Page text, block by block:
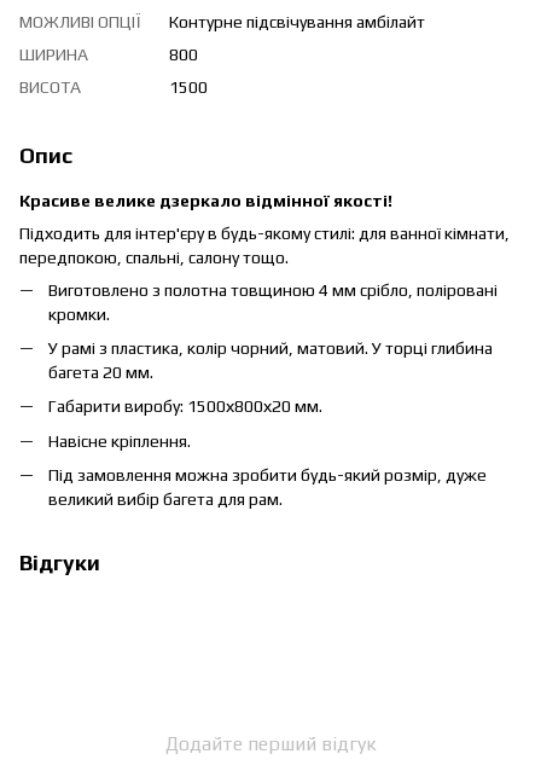
МОЖЛИВІ ОПЦІЇ
Контурне підсвічування амбілайт
ШИРИНА
800
ВИСОТА
1500
Опис
Красиве велике дзеркало відмінної якості!
Підходить для інтер'єру в будь-якому стилі: для ванної кімнати,
передпокою, спальні, салону тощо.
Виготовлено з полотна товщиною 4 мм срібло, поліровані
кромки.
У рамі з пластика, колір чорний, матовий. У торці глибина
багета 20 мм.
Габарити виробу: 1500х800х20 мм.
Навісне кріплення.
Під замовлення можна зробити будь-який розмір, дуже
великий вибір багета для рам.
Відгуки
Додайте перший відгук